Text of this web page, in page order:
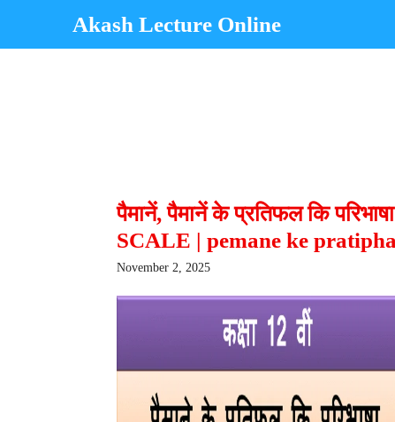
Akash Lecture Online
पैमानें, पैमानें के प्रतिफल कि
SCALE | pemane ke
November 2, 2025